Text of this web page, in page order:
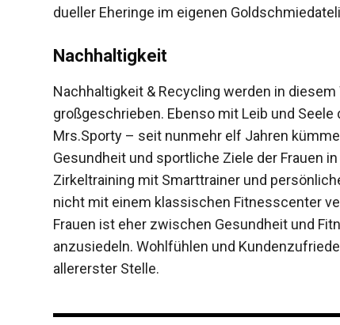
dueller Eheringe im eige­nen
Nachhaltigkeit
Nachhaltigkeit & Recycling werden in
großgeschrieben. Ebenso mit Leib und Seele
Mrs.Sporty – seit nunmehr elf Jahren
Gesund­heit und sportliche Ziele der Frauen
Zirkeltraining mit Smarttrainer und
nicht mit einem klassischen Fitness­center
Frauen ist eher ­zwischen Gesundheit und
anzusiedeln. Wohlfühlen und
allererster Stelle.